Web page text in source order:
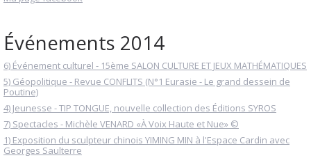
Événements 2014
6) Événement culturel - 15ème SALON CULTURE ET JEUX MATHÉMATIQUES
5) Géopolitique - Revue CONFLITS (N°1 Eurasie - Le grand dessein de
Poutine)
4) Jeunesse - TIP TONGUE, nouvelle collection des Éditions SYROS
7) Spectacles - Michèle VENARD «À Voix Haute et Nue» ©
1) Exposition du sculpteur chinois YIMING MIN à l'Espace Cardin avec
Georges Saulterre